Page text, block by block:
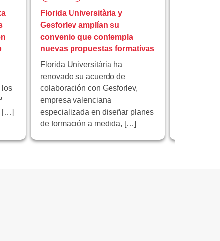
los
[…]
Florida Universitària y
Gesforlev amplían su
convenio que contempla
nuevas propuestas formativas
Florida Universitària ha
renovado su acuerdo de
colaboración con Gesforlev,
empresa valenciana
especializada en diseñar planes
de formación a medida, […]